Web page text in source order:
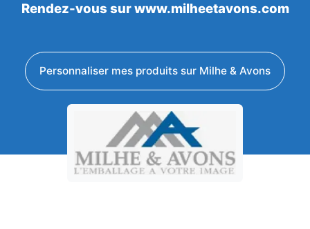
Rendez-vous sur www.milheetavons.com
Personnaliser mes produits sur Milhe & Avons